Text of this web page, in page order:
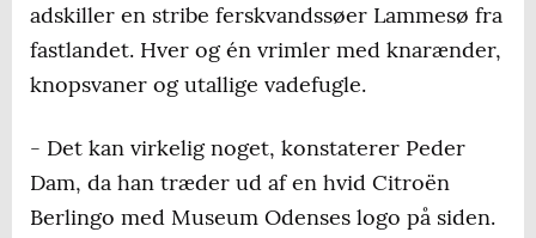
adskiller en stribe ferskvandssøer Lammesø fra
fastlandet. Hver og én vrimler med knarænder,
knopsvaner og utallige vadefugle.
- Det kan virkelig noget, konstaterer Peder
Dam, da han træder ud af en hvid Citroën
Berlingo med Museum Odenses logo på siden.